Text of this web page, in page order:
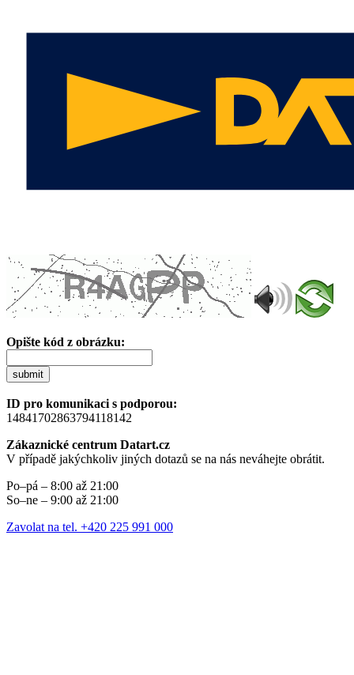
Opište kód z obrázku:
submit
ID pro komunikaci s podporou:
14841702863794118142
Zákaznické centrum Datart.cz
V případě jakýchkoliv jiných dotazů se na nás neváhejte obrátit.
Po–pá – 8:00 až 21:00
So–ne – 9:00 až 21:00
Zavolat na tel. +420 225 991 000